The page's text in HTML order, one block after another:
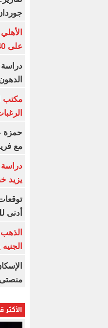
على 40 مليون جنيه سنوياً
مكتب
حمزة
مع
يزيد
أدنى للطب و
منصتى
الأكثر